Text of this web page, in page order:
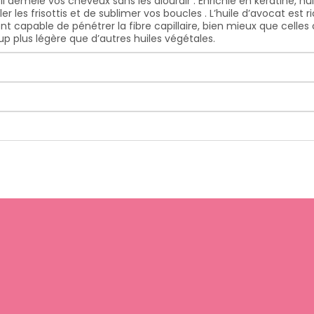
les frisottis et de sublimer vos boucles . L’huile d’avocat est
capable de pénétrer la fibre capillaire, bien mieux que
plus légère que d’autres huiles végétales.